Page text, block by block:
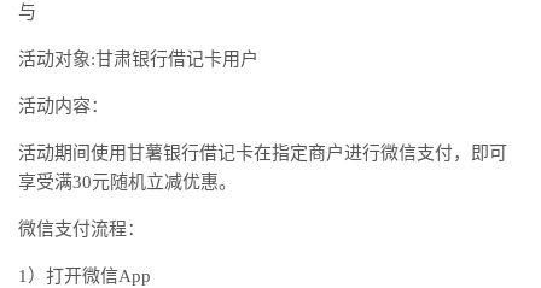
与
活动对象:甘肃银行借记卡用户
活动内容：
活动期间使用甘薯银行借记卡在指定商户进行微信支付，即可
享受满30元随机立减优惠。
微信支付流程：
1）打开微信App